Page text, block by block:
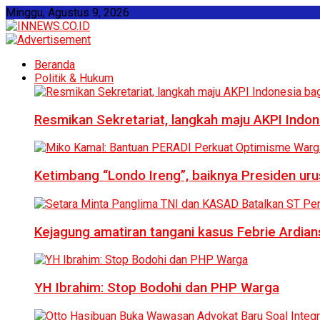
Minggu, Agustus 9, 2026
Beranda
Politik & Hukum
Resmikan Sekretariat, langkah maju AKPI
Ketimbang “Londo Ireng”, baiknya Presiden
Kejagung amatiran tangani kasus Febrie
YH Ibrahim: Stop Bodohi dan PHP Warga